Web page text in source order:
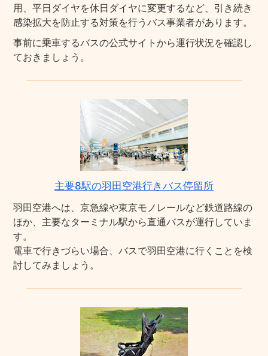
用、平日ダイヤを休日ダイヤに変更するなど、引き続き
感染拡大を防止する対策を行うバス事業者があります。
事前に乗車するバスの公式サイトから運行状況を確認し
ておきましょう。
主要8駅の羽田空港行きバス停留所
羽田空港へは、京急線や東京モノレールなど鉄道路線の
ほか、主要なターミナル駅から直通バスが運行していま
す。
電車で行きづらい場合、バスで羽田空港に行くことを検
討してみましょう。